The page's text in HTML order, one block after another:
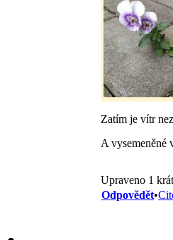
Zatím je vítr
A
Upraveno 1
Odpovědět•